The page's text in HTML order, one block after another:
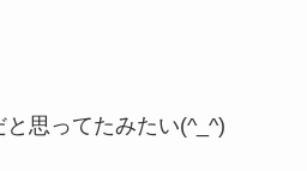
思ってたみたい(^_^)